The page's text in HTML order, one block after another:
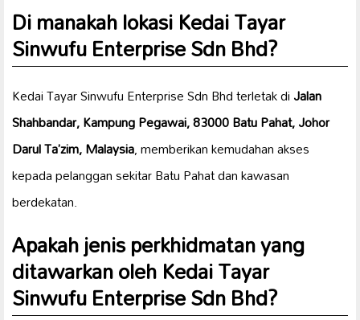
Di manakah lokasi Kedai Tayar
Sinwufu Enterprise Sdn Bhd?
Kedai Tayar Sinwufu Enterprise Sdn Bhd terletak diJalan
Shahbandar, Kampung Pegawai, 83000 Batu Pahat, Johor
Darul Ta’zim, Malaysia, memberikan kemudahan akses
kepada pelanggan sekitar Batu Pahat dan kawasan
berdekatan.
Apakah jenis perkhidmatan yang
ditawarkan oleh Kedai Tayar
Sinwufu Enterprise Sdn Bhd?